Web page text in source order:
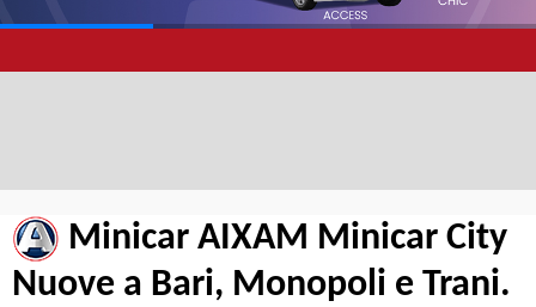
Minicar AIXAM Minicar City
Nuove a Bari, Monopoli e Trani.